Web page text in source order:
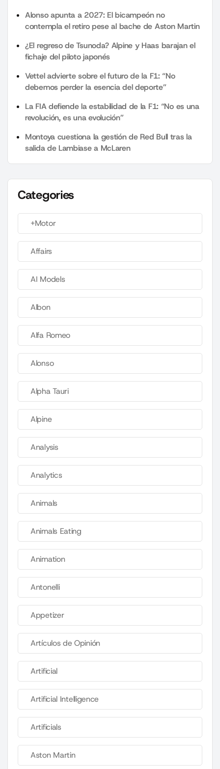
Alonso apunta a 2027: El bicampeón no
contempla el retiro pese al bache de Aston Martin
¿El regreso de Tsunoda? Alpine y Haas barajan el
fichaje del piloto japonés
Vettel advierte sobre el futuro de la F1: “No
debemos perder la esencia del deporte”
La FIA defiende la estabilidad de la F1: “No es una
revolución, es una evolución”
Montoya cuestiona la gestión de Red Bull tras la
salida de Lambiase a McLaren
Categories
+Motor
Affairs
AI Models
Albon
Alfa Romeo
Alonso
Alpha Tauri
Alpine
Analysis
Analytics
Animals
Animals Eating
Animation
Antonelli
Appetizer
Artículos de Opinión
Artificial
Artificial Intelligence
Artificials
Aston Martin